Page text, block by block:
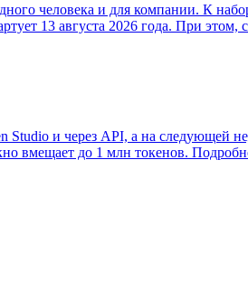
человека и для компании. К
13 августа 2026 года. При
и через API, а на следующей
вмещает до 1 млн токенов.